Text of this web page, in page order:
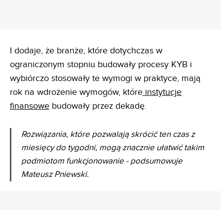
I dodaje, że branże, które dotychczas w
ograniczonym stopniu budowały procesy KYB i
wybiórczo stosowały te wymogi w praktyce, mają
rok na wdrożenie wymogów, które instytucje
finansowe budowały przez dekadę.
Rozwiązania, które pozwalają skrócić ten czas z
miesięcy do tygodni, mogą znacznie ułatwić takim
podmiotom funkcjonowanie - podsumowuje
Mateusz Pniewski.